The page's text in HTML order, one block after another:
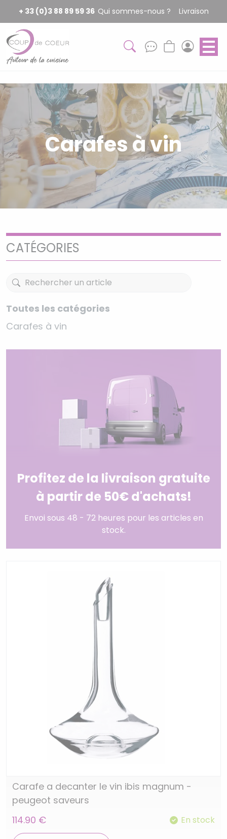
+ 33 (0)3 88 89 59 36 Qui sommes-nous ? Livraison
Carafes à vin
CATÉGORIES
Toutes les catégories
Carafes à vin
Profitez de la livraison gratuite
à partir de 50€ d'achats!
Envoi sous 48 - 72 heures pour les articles en
stock.
Carafe a decanter le vin ibis magnum -
peugeot saveurs
114.90 €
En stock
Panneau de gestion des cookies